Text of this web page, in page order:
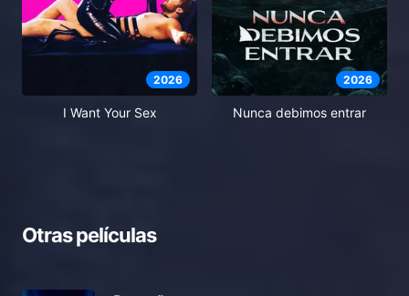
2026
I Want Your Sex
2026
Nunca debimos entrar
Otras películas